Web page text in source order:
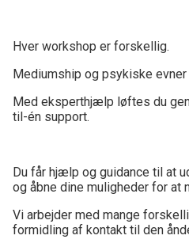
Hver workshop er forskellig.
Mediumship og psykiske
Med eksperthjælp løftes du
til-én support.
Du får hjælp og guidance til at
og åbne dine muligheder for at
Vi arbejder med mange
formidling af kontakt til den